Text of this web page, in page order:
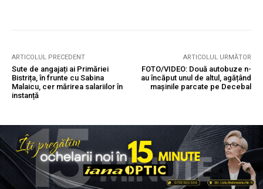
ARTICOLUL PRECEDENT
Sute de angajați ai Primăriei
Bistrița, în frunte cu Sabina
Malaicu, cer mărirea salariilor în
instanță
ARTICOLUL URMĂTOR
FOTO/VIDEO: Două autobuze n-
au încăput unul de altul, agățând
mașinile parcate pe Decebal